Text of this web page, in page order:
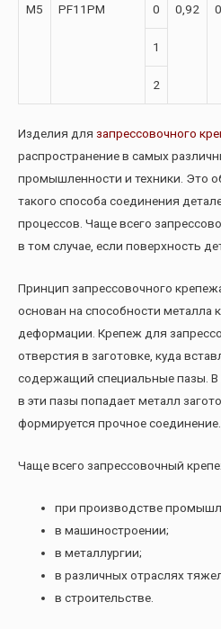
М5 PF11PM 0 0,92
1
2
Изделия для запрессовочного
распространение в самых
промышленности и техники. Это
такого способа соединения
процессов. Чаще всего
в том случае, если поверхность
Принцип запрессовочного
основан на способности металла
деформации. Крепеж для
отверстия в заготовке, куда
содержащий специальные пазы. В
в эти пазы попадает металл
формируется прочное соединение.
Чаще всего запрессовочный
при производстве
в машиностроении;
в металлургии;
в различных отраслях
в строительстве.